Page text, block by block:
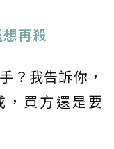
再殺
？我告訴你，
，買方還是要